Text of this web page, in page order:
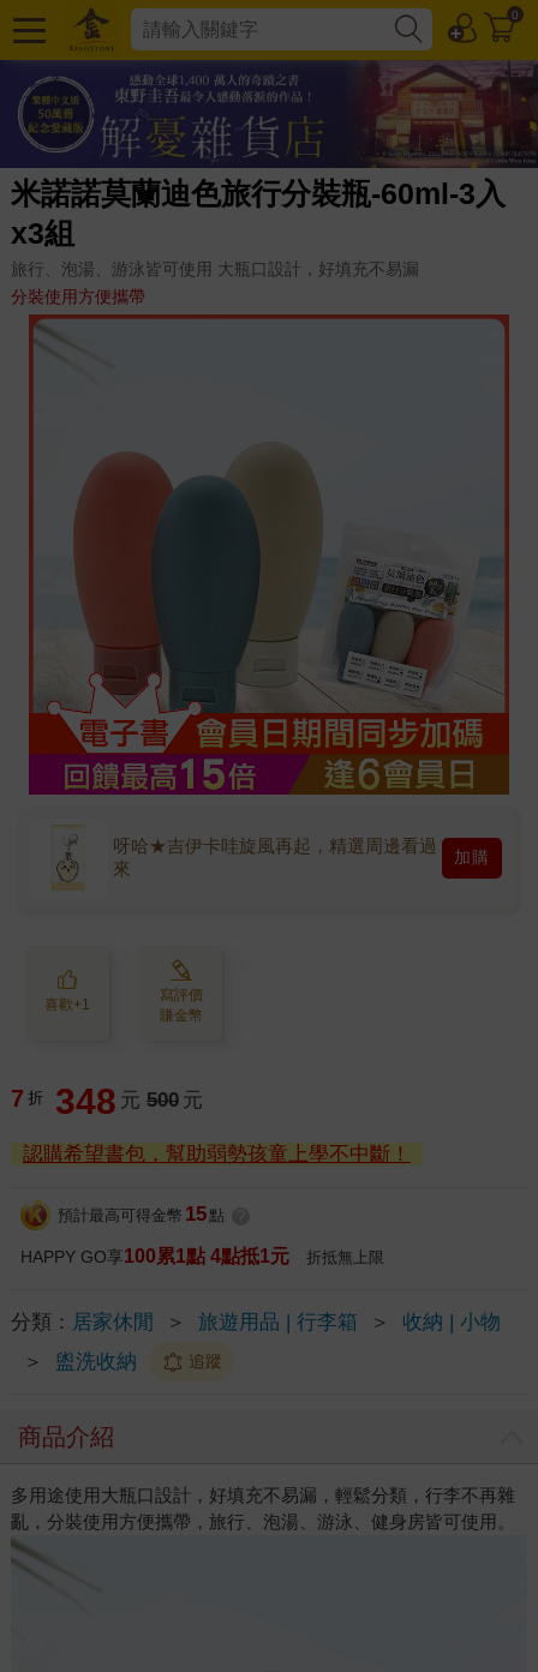
0
米諾諾莫蘭迪色旅行分裝瓶-60ml-3入
x3組
旅行、泡湯、游泳皆可使用 大瓶口設計，好填充不易漏
分裝使用方便攜帶
呀哈★吉伊卡哇旋風再起，精選周邊看過
來
加購
喜歡+1
寫評價
賺金幣
7 折 348 元 500 元
認購希望書包，幫助弱勢孩童上學不中斷！
預計最高可得金幣 15 點
HAPPY GO享100累1點 4點抵1元 折抵無上限
分類： 居家休閒 ＞ 旅遊用品 | 行李箱 ＞
收納 | 小物
＞
盥洗收納 追蹤
商品介紹
多用途使用大瓶口設計，好填充不易漏，輕鬆分類，行李不再雜
亂，分裝使用方便攜帶，旅行、泡湯、游泳、健身房皆可使用。